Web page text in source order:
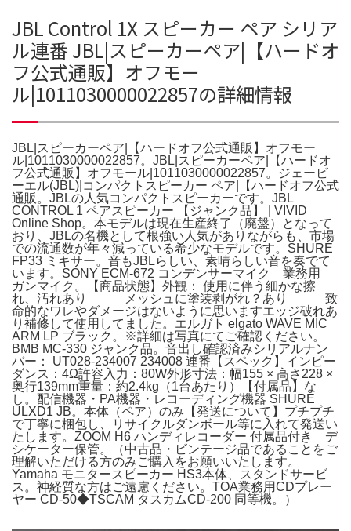
JBL Control 1X スピーカー ペア シリア
ル連番 JBL|スピーカーペア|【ハードオ
フ公式通販】オフモー
ル|1011030000022857の詳細情報
JBL|スピーカーペア|【ハードオフ公式通販】オフモー
ル|1011030000022857。JBL|スピーカーペア|【ハードオ
フ公式通販】オフモール|1011030000022857。ジェービ
ーエル(JBL)|コンパクトスピーカー ペア|【ハードオフ公式
通販。JBLの人気コンパクトスピーカーです。JBL
CONTROL 1 ペアスピーカー 【ジャンク品】 | VIVID
Online Shop。本モデルは現在生産終了（廃盤）となって
おり、JBLの名機として根強い人気がありながらも、市場
での流通数が年々減っている希少なモデルです。SHURE
FP33 ミキサー。音もJBLらしい、素晴らしい音を奏でて
います。SONY ECM-672 コンデンサーマイク 業務用
ガンマイク。​【商品状態】​外観： 使用に伴う細かな擦
れ、汚れあり メッシュに塗装剥がれ？あり 致
命的なワレやダメージはないように思いますエッジ破れあ
り補修して使用してました。エルガト elgato WAVE MIC
ARM LP ブラック。※詳細は写真にてご確認ください。
BMB MC-330 ジャンク品。​音出し確認済み​シリアルナン
バー： UT028-234007 234008 連番​【スペック】​インピー
ダンス：4Ω​許容入力：80W​外形寸法：幅155 × 高さ228 ×
奥行139mm​重量：約2.4kg（1台あたり）​【付属品】な
し。配信機器・PA機器・レコーディング機器 SHURE
ULXD1 JB。​本体（ペア）のみ​【発送について】プチプチ
で丁寧に梱包し、リサイクルダンボール等に入れて発送い
たします。ZOOM H6 ハンディレコーダー 付属品付き デ
シケーター保管。​（中古品・ビンテージ品であることをご
理解いただける方のみご購入をお願いいたします。
Yamaha モニタースピーカー HS3本体、スタンドサービ
ス。神経質な方はご遠慮ください。TOA業務用CDプレー
ヤー CD-50◆TSCAM タスカムCD-200 同等機。）​